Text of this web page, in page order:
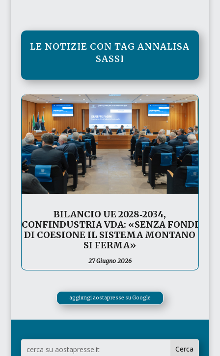
LE NOTIZIE CON TAG ANNALISA
SASSI
BILANCIO UE 2028‑2034,
CONFINDUSTRIA VDA: «SENZA FONDI
DI COESIONE IL SISTEMA MONTANO
SI FERMA»
27 Giugno 2026
aggiungi aostapresse su Google